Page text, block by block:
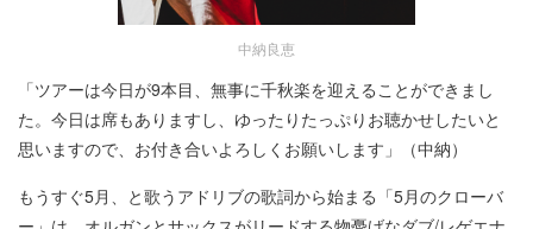
中納良恵
「ツアーは今日が9本目、無事に千秋楽を迎えることができまし
た。今日は席もありますし、ゆったりたっぷりお聴かせしたいと
思いますので、お付き合いよろしくお願いします」（中納）
もうすぐ5月、と歌うアドリブの歌詞から始まる「5月のクローバ